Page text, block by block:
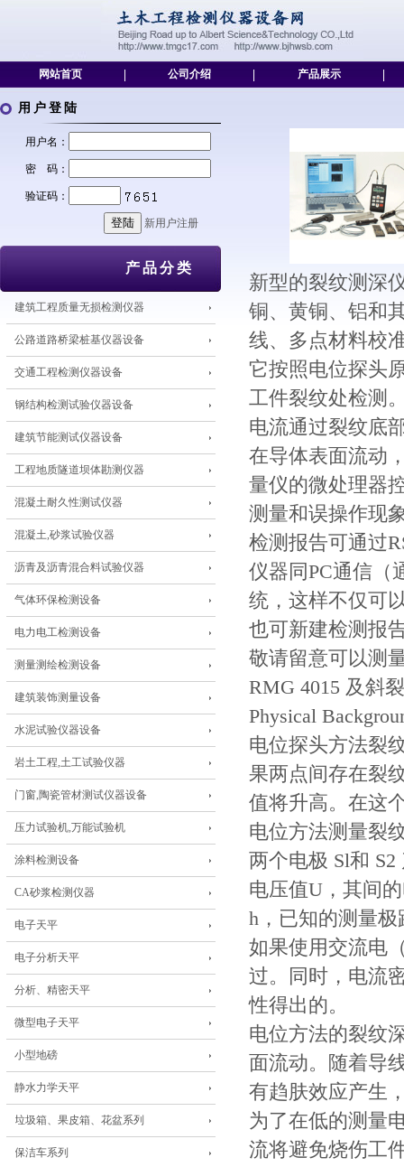
网站首页 公司介绍 产品展示
用户登陆
用户名：
密 码：
验证码：
新用户注册
产品分类
建筑工程质量无损检测仪器
公路道路桥梁桩基仪器设备
交通工程检测仪器设备
钢结构检测试验仪器设备
建筑节能测试仪器设备
工程地质隧道坝体勘测仪器
混凝土耐久性测试仪器
混凝土,砂浆试验仪器
沥青及沥青混合料试验仪器
气体环保检测设备
电力电工检测设备
测量测绘检测设备
建筑装饰测量设备
水泥试验仪器设备
岩土工程,土工试验仪器
门窗,陶瓷管材测试仪器设备
压力试验机,万能试验机
涂料检测设备
CA砂浆检测仪器
电子天平
电子分析天平
分析、精密天平
微型电子天平
小型地磅
静水力学天平
垃圾箱、果皮箱、花盆系列
保洁车系列
新型的裂纹测深
铜、黄铜、铝和
线、多点材料校
它按照电位探头
工件裂纹处检测
电流通过裂纹底
在导体表面流动
量仪的微处理器
测量和误操作现
检测报告可通过
仪器同PC通信（
统，这样不仅可
也可新建检测报
敬请留意可以测
RMG 4015 及斜
Physical
电位探头方法裂
果两点间存在裂
值将升高。在这
电位方法测量裂
两个电极 Sl和
电压值U，其间
h，已知的测量
如果使用交流电
过。同时，电流
性得出的。
电位方法的裂纹
面流动。随着导
有趋肤效应产生
为了在低的测量
流将避免烧伤工